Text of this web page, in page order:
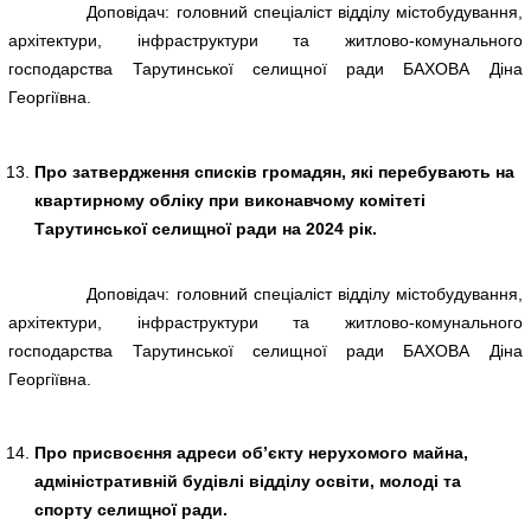
Доповідач: головний спеціаліст відділу містобудування,
архітектури, інфраструктури та житлово-комунального
господарства Тарутинської селищної ради БАХОВА Діна
Георгіївна.
Про затвердження списків громадян, які перебувають на
квартирному обліку при виконавчому комітеті
Тарутинської селищної ради на 2024 рік.
Доповідач: головний спеціаліст відділу містобудування,
архітектури, інфраструктури та житлово-комунального
господарства Тарутинської селищної ради БАХОВА Діна
Георгіївна.
Про присвоєння адреси об’єкту нерухомого майна,
адміністративній будівлі відділу освіти, молоді та
спорту селищної ради.